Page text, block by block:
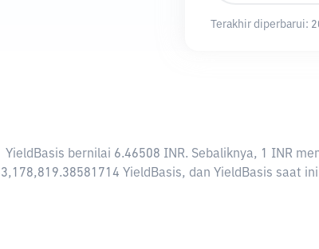
Terakhir diperbarui:
YieldBasis bernilai 6.46508 INR. Sebaliknya, 1 INR
YieldBasis, dan YieldBasis saat